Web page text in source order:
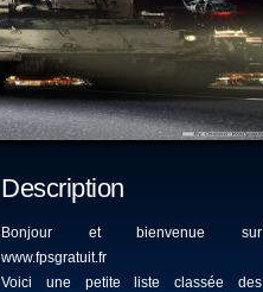
Description
Bonjour et bienvenue sur
www.fpsgratuit.fr
Voici une petite liste classée des